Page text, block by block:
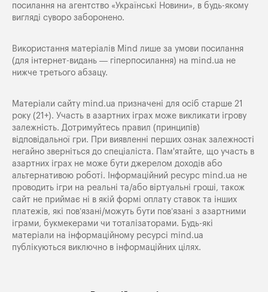
посилання на агентство «Українські Новини», в будь-якому
вигляді суворо заборонено.
Використання матеріалів Mind лише за умови посилання
(для інтернет-видань — гіперпосилання) на mind.ua не
нижче третього абзацу.
Матеріали сайту mind.ua призначені для осіб старше 21
року (21+). Участь в азартних іграх може викликати ігрову
залежність. Дотримуйтесь правил (принципів)
відповідальної гри. При виявленні перших ознак залежності
негайно зверніться до спеціаліста. Пам'ятайте, що участь в
азартних іграх не може бути джерелом доходів або
альтернативою роботі. Інформаційний ресурс mind.ua не
проводить ігри на реальні та/або віртуальні гроші, також
сайт не приймає ні в якій формі оплату ставок та інших
платежів, які пов’язані/можуть бути пов’язані з азартними
іграми, букмекерами чи тоталізаторами. Будь-які
матеріали на інформаційному ресурсі mind.ua
публікуються виключно в інформаційних цілях.